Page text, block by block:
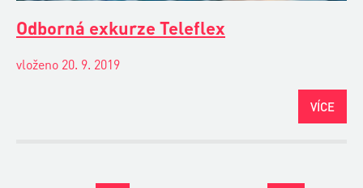
Odborná exkurze Teleflex
vloženo 20. 9. 2019
VÍCE